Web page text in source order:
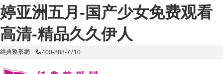
婷亚洲五月-国产少女免费观看
高清-精品久久伊人
經典整形網 400-888-7710